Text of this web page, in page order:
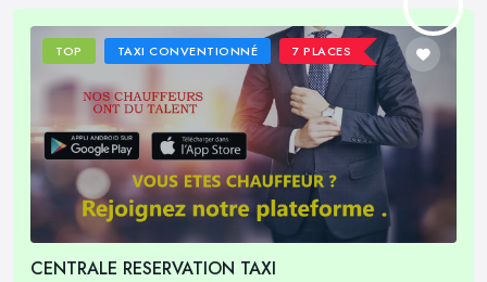
TOP TAXI CONVENTIONNÉ 7 PLACES
CENTRALE RESERVATION TAXI